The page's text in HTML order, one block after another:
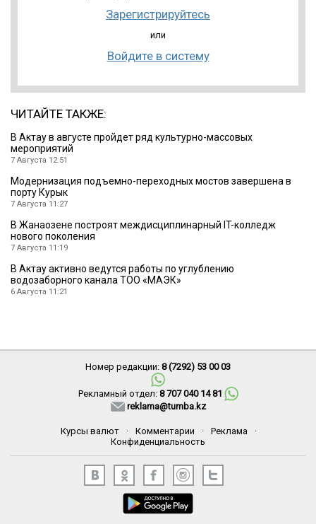
Зарегистрируйтесь
или
Войдите в систему
ЧИТАЙТЕ ТАКЖЕ:
В Актау в августе пройдет ряд культурно-массовых
мероприятий
7 Августа 12:51
Модернизация подъемно-переходных мостов завершена в
порту Курык
7 Августа 11:27
В Жанаозене построят междисциплинарный IT-колледж
нового поколения
7 Августа 11:19
В Актау активно ведутся работы по углублению
водозаборного канала ТОО «МАЭК»
6 Августа 11:21
Номер редакции: 8 (7292) 53 00 03
Рекламный отдел: 8 707 040 14 81
reklama@tumba.kz
Курсы валют · Комментарии · Реклама
·
Конфиденциальность